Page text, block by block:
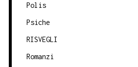
Polis
Psiche
RISVEGLI
Romanzi